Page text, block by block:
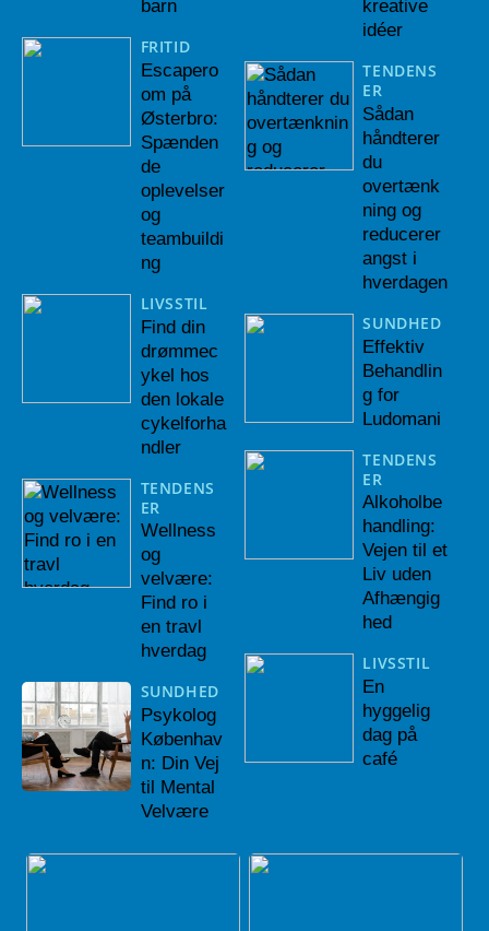
barn
FRITID
Escapero
om på
Østerbro:
Spænden
de
oplevelser
og
teambuildi
ng
LIVSSTIL
Find din
drømmec
ykel hos
den lokale
cykelforha
ndler
TENDENS
ER
Wellness
og
velvære:
Find ro i
en travl
hverdag
SUNDHED
Psykolog
Københav
n: Din Vej
til Mental
Velvære
kreative
idéer
TENDENS
ER
Sådan
håndterer
du
overtænk
ning og
reducerer
angst i
hverdagen
SUNDHED
Effektiv
Behandlin
g for
Ludomani
TENDENS
ER
Alkoholbe
handling:
Vejen til et
Liv uden
Afhængig
hed
LIVSSTIL
En
hyggelig
dag på
café